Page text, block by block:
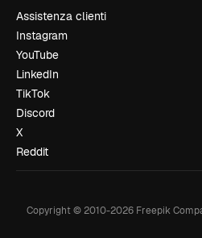
Assistenza clienti
Instagram
YouTube
LinkedIn
TikTok
Discord
X
Reddit
Copyright © 2010-2026Freepik